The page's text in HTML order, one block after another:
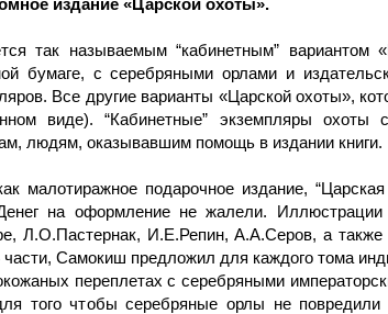
издание «Царской охоты».
так называемым “кабинетным”
бумаге, с серебряными орлами и
Все другие варианты «Царской охоты»,
виде). “Кабинетные” экземпляры
людям, оказывавшим помощь в издании книги.
малотиражное подарочное издание,
на оформление не жалели.
Л.О.Пастернак, И.Е.Репин, А.А.Серов, а
части, Самокиш предложил для каждого тома
переплетах с серебряными
того чтобы серебряные орлы не